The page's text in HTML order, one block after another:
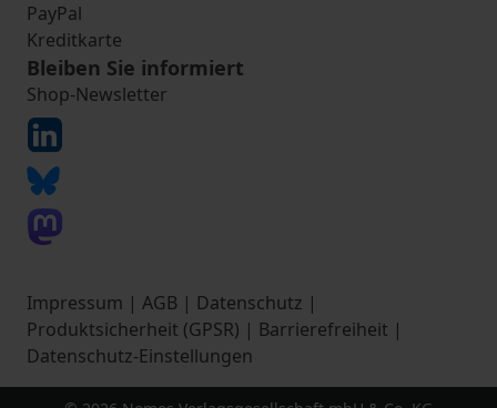
PayPal
Kreditkarte
Bleiben Sie informiert
Shop-Newsletter
Impressum | AGB | Datenschutz |
Produktsicherheit (GPSR) | Barrierefreiheit |
Datenschutz-Einstellungen